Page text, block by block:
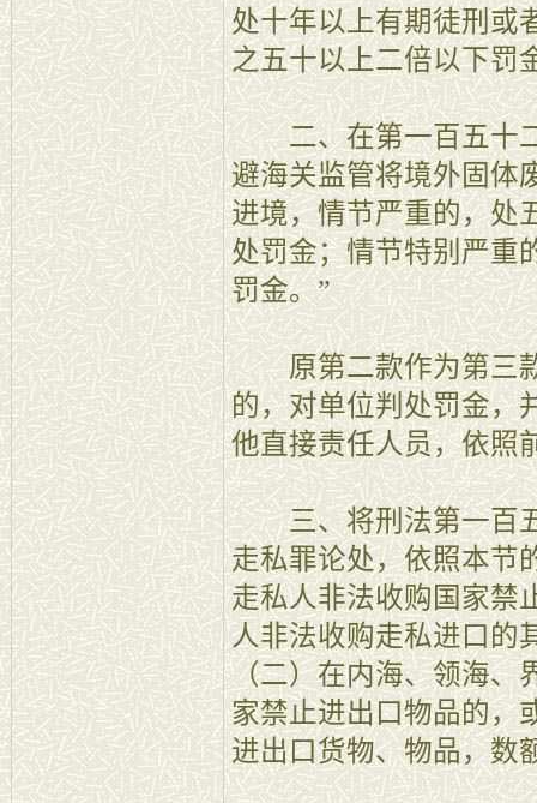
处十年以上有期徒刑或
之五十以上二倍以下
二、在第一百五十二
避海关监管将境外固体
进境，情节严重的，处
处罚金；情节特别严重
罚金。”
原第二款作为第三款
的，对单位判处罚金，
他直接责任人员，依
三、将刑法第一百五
走私罪论处，依照本节
走私人非法收购国家禁
人非法收购走私进口的
（二）在内海、领海、
家禁止进出口物品的，
进出口货物、物品，